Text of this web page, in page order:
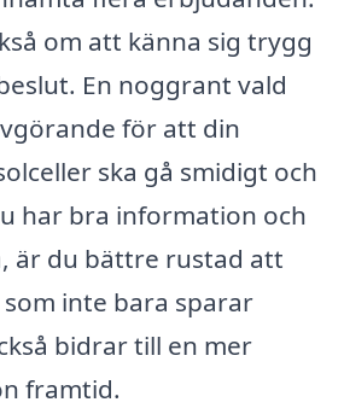
om att känna sig trygg
En noggrant vald
för att din
ska gå smidigt och
har bra information och
är du bättre rustad att
inte bara sparar
bidrar till en mer
framtid.